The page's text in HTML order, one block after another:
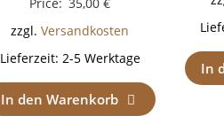
Price: 35,00€
zzgl.Versandkosten
Lieferzeit: 2-5 Werktage
In den Warenkorb
In